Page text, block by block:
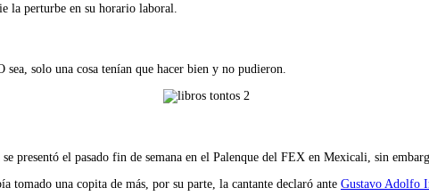
la perturbe en su horario laboral.
solo una cosa tenían que hacer bien y no pudieron.
presentó el pasado fin de semana en el Palenque del FEX en Mexicali, sin
tomado una copita de más, por su parte, la cantante declaró ante Gustavo Adolfo